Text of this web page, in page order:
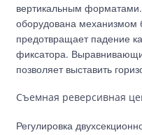
вертикальным
оборудована механизмом
предотвращает падение
фиксатора.
позволяет выставить
Съемная реверсивная
Регулировка